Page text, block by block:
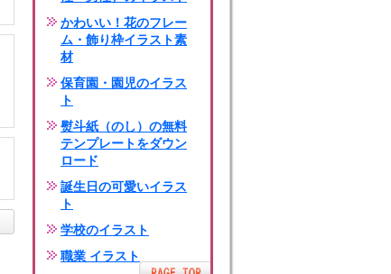
かわいい！花のフレー
ム・飾り枠イラスト素
材
保育園・園児のイラス
ト
熨斗紙（のし）の無料
テンプレートをダウン
ロード
誕生日の可愛いイラス
ト
学校のイラスト
職業 イラスト